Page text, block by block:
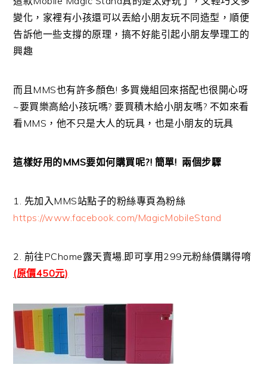
變化，家裡有小孩還可以丟給小朋友玩不同造型，順便
告訴他一些支撐的原理，搞不好能引起小朋友學理工的
興趣
而且MMS也有許多顏色! 多買幾組回來搭配也很開心呀
~要買樂高給小孩玩嗎? 要買積木給小朋友嗎? 不如來看
看MMS，他不只是大人的玩具，也是小朋友的玩具
這樣好用的MMS要如何購買呢?! 簡單! 兩個步驟
1. 先加入MMS站點子的粉絲專頁為粉絲
https://www.facebook.com/MagicMobileStand
2. 前往PChome露天賣場,即可享用 299元粉絲價購得唷
(原價450元)